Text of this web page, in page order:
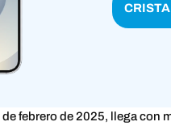
febrero de 2025, llega con